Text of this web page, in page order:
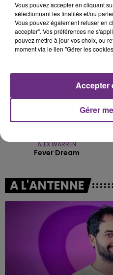
TAYLOR SWIFT
Elizabeth Taylor
14h19
14h19
ALEX WARREN
Fever Dream
A L'ANTENNE
Vous pouvez accepter en cliquant
sélectionnant les finalités et/ou
Vous pouvez également refuser en
accepter". Vos préférences ne
pouvez mettre à jour vos choix, ou
moment via le lien "Gérer les
Gérer
Accepter